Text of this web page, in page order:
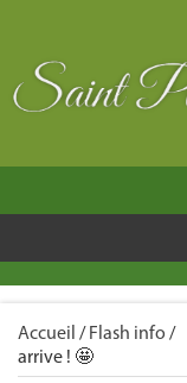
Accueil / Flash info /
arrive ! 🤩